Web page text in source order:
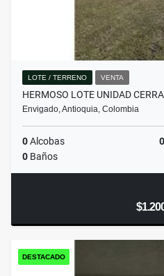
LOTE / TERRENO VENTA
HERMOSO LOTE UNIDAD
Envigado, Antioquia, Colombia
0Alcobas 0
0 Baños
DESTACADO